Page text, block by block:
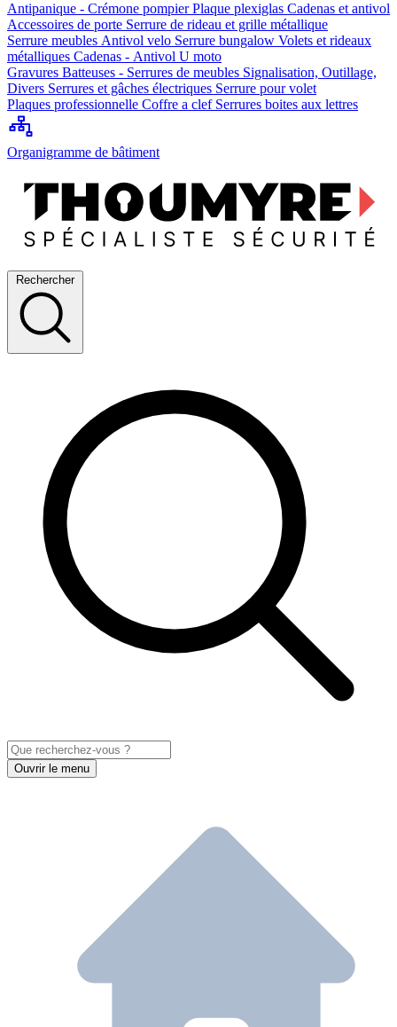
Antipanique - Crémone pompierPlaque plexiglas Cadenas et antivol
Accessoires de porte Serrure de rideau et grille métallique
Serrure meubles Antivol velo Serrure bungalow Volets et rideaux
métalliques Cadenas - Antivol U moto
Gravures Batteuses - Serrures de meubles Signalisation, Outillage,
Divers Serrures et gâches électriques Serrure pour volet
Plaques professionnelle Coffre a clef Serrures boites aux lettres
Organigramme de bâtiment
Rechercher
Ouvrir le menu